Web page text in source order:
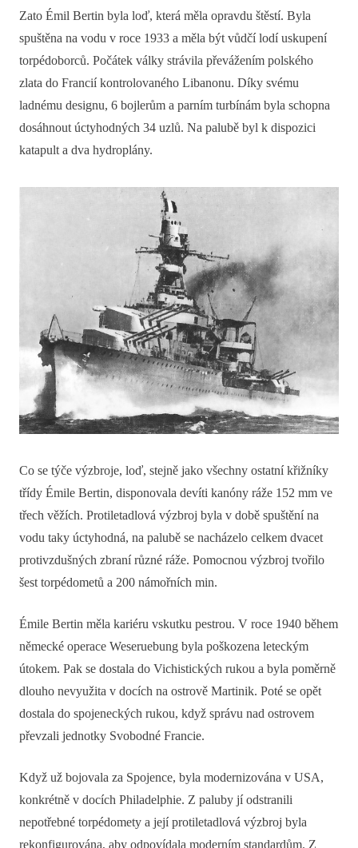
Zato Émil Bertin byla loď, která měla opravdu štěstí. Byla
spuštěna na vodu v roce 1933 a měla být vůdčí lodí uskupení
torpédoborců. Počátek války strávila převážením polského
zlata do Francií kontrolovaného Libanonu. Díky svému
ladnému designu, 6 bojlerům a parním turbínám byla schopna
dosáhnout úctyhodných 34 uzlů. Na palubě byl k dispozici
katapult a dva hydroplány.
Co se týče výzbroje, loď, stejně jako všechny ostatní křižníky
třídy Émile Bertin, disponovala devíti kanóny ráže 152 mm ve
třech věžích. Protiletadlová výzbroj byla v době spuštění na
vodu taky úctyhodná, na palubě se nacházelo celkem dvacet
protivzdušných zbraní různé ráže. Pomocnou výzbroj tvořilo
šest torpédometů a 200 námořních min.
Émile Bertin měla kariéru vskutku pestrou. V roce 1940 během
německé operace Weseruebung byla poškozena leteckým
útokem. Pak se dostala do Vichistických rukou a byla poměrně
dlouho nevyužita v docích na ostrově Martinik. Poté se opět
dostala do spojeneckých rukou, když správu nad ostrovem
převzali jednotky Svobodné Francie.
Když už bojovala za Spojence, byla modernizována v USA,
konkrétně v docích Philadelphie. Z paluby jí odstranili
nepotřebné torpédomety a její protiletadlová výzbroj byla
rekonfigurována, aby odpovídala moderním standardům. Z